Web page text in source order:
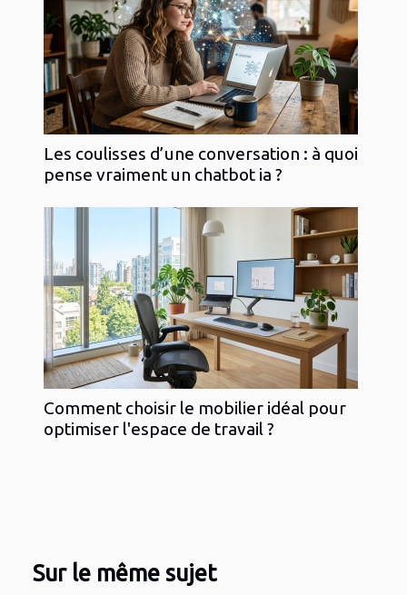
Les coulisses d’une conversation : à quoi
pense vraiment un chatbot ia ?
Comment choisir le mobilier idéal pour
optimiser l'espace de travail ?
Sur le même sujet